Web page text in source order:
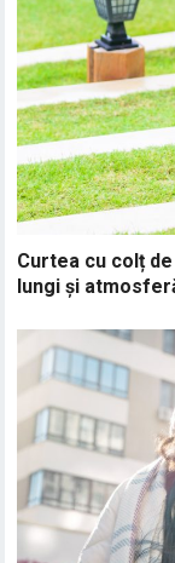
Curtea cu colț
lungi și